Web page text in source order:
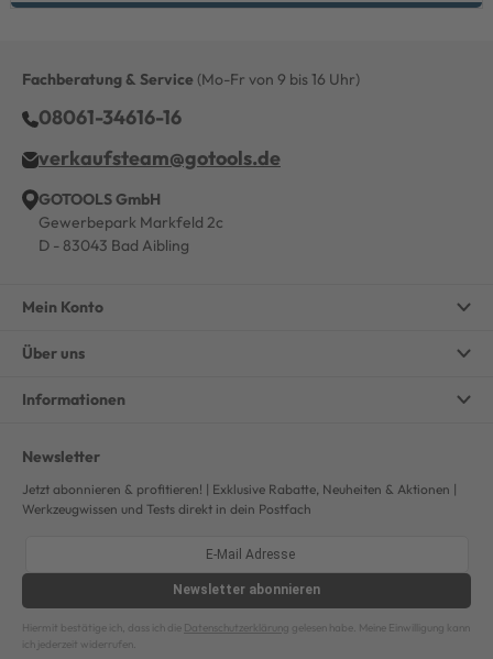
Fachberatung & Service (Mo-Fr von 9 bis 16 Uhr)
08061-34616-16
verkaufsteam@gotools.de
GOTOOLS GmbH
Gewerbepark Markfeld 2c
D - 83043 Bad Aibling
Mein Konto
Über uns
Informationen
Newsletter
Jetzt abonnieren & profitieren! | Exklusive Rabatte, Neuheiten & Aktionen |
Werkzeugwissen und Tests direkt in dein Postfach
Newsletter abonnieren
Hiermit bestätige ich, dass ich die Datenschutzerklärung gelesen habe. Meine Einwilligung kann
ich jederzeit widerrufen.